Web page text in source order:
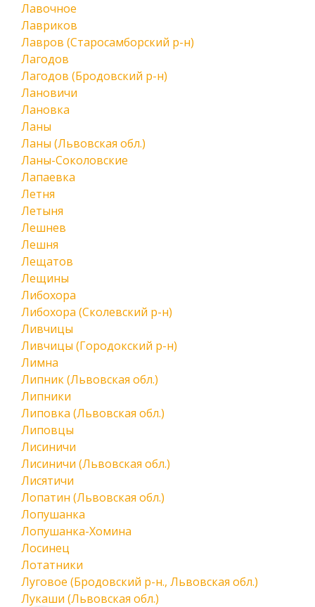
Лавочное
Лавриков
Лавров (Старосамборский р-н)
Лагодов
Лагодов (Бродовский р-н)
Лановичи
Лановка
Ланы
Ланы (Львовская обл.)
Ланы-Соколовские
Лапаевка
Летня
Летыня
Лешнев
Лешня
Лещатов
Лещины
Либохора
Либохора (Сколевский р-н)
Ливчицы
Ливчицы (Городокский р-н)
Лимна
Липник (Львовская обл.)
Липники
Липовка (Львовская обл.)
Липовцы
Лисиничи
Лисиничи (Львовская обл.)
Лисятичи
Лопатин (Львовская обл.)
Лопушанка
Лопушанка-Хомина
Лосинец
Лотатники
Луговое (Бродовский р-н., Львовская обл.)
Лукаши (Львовская обл.)